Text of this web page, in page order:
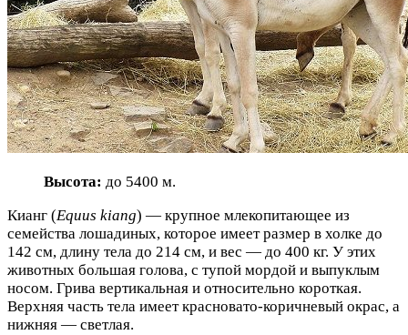
Высота: до 5400 м.
Кианг (Equus kiang) — крупное млекопитающее из
семейства лошадиных, которое имеет размер в холке до
142 см, длину тела до 214 см, и вес — до 400 кг. У этих
животных большая голова, с тупой мордой и выпуклым
носом. Грива вертикальная и относительно короткая.
Верхняя часть тела имеет красновато-коричневый окрас, а
нижняя — светлая.